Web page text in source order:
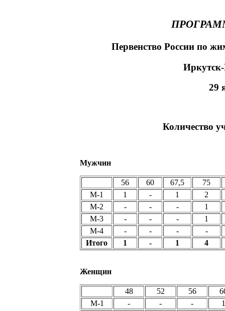
Первенство России по
29
Количество
Мужчин
56 60 67,5
75
М-1
1 - 1
2
М-2
- - -
1
М-3
- - -
1
М-4
- - -
-
Итого
1 - 1 4
Женщин
48 52 56
М-1
- - -
1